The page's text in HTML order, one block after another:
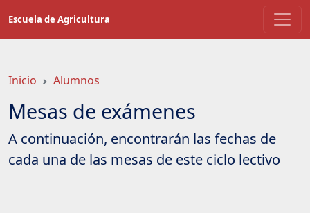
contenido
Escuela de Agricultura
Inicio Alumnos
Mesas de exámenes
A continuación, encontrarán las fechas de
cada una de las mesas de este ciclo lectivo